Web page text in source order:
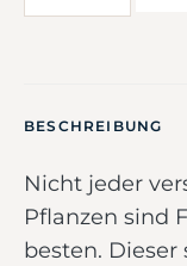
BESCHREIBUNG
Nicht jeder
Pflanzen sind
besten. Dieser